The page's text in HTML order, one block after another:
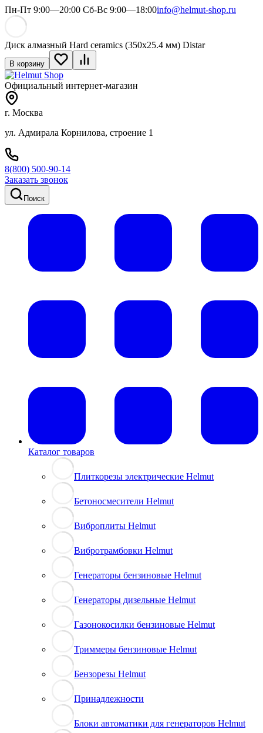
Пн-Пт 9:00—20:00 Сб-Вс 9:00—18:00info@helmut-shop.ru
Диск алмазный Hard ceramics (350х25.4 мм) Distar
В корзину
Официальный интернет-магазин
г. Москва
ул. Адмирала Корнилова, строение 1
8(800) 500-90-14
Заказать звонок
Поиск
Каталог товаров
Плиткорезы электрические Helmut
Бетоносмесители Helmut
Виброплиты Helmut
Вибротрамбовки Helmut
Генераторы бензиновые Helmut
Генераторы дизельные Helmut
Газонокосилки бензиновые Helmut
Триммеры бензиновые Helmut
Бензорезы Helmut
Принадлежности
Блоки автоматики для генераторов Helmut